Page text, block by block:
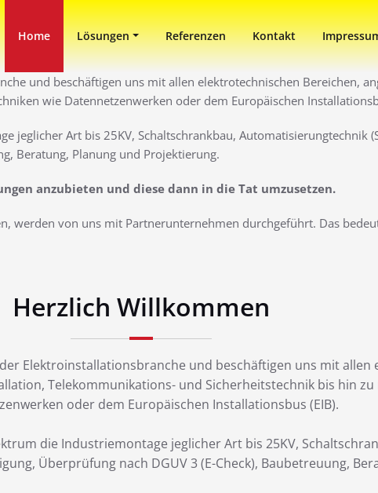
Home Lösungen Referenzen Kontakt
und beschäftigen uns mit allen elektrotechnischen Bereichen,
wie Datennetzenwerken oder dem Europäischen
Art bis 25KV, Schaltschrankbau, Automatisierungtechnik
Beratung, Planung und Projektierung.
anzubieten und diese dann in die Tat umzusetzen.
werden von uns mit Partnerunternehmen durchgeführt. Das
Herzlich Willkommen
Elektroinstallationsbranche und beschäftigen uns mit allen
Telekommunikations- und Sicherheitstechnik bis hin
oder dem Europäischen Installationsbus (EIB).
die Industriemontage jeglicher Art bis 25KV,
Überprüfung nach DGUV 3 (E-Check), Baubetreuung,